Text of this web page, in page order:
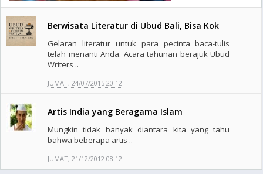
Berwisata Literatur di Ubud Bali, Bisa Kok
Gelaran literatur untuk para pecinta baca-tulis
telah menanti Anda. Acara tahunan berajuk Ubud
Writers ..
JUMAT, 24/07/2015 20:12
Artis India yang Beragama Islam
Mungkin tidak banyak diantara kita yang tahu
bahwa beberapa artis ..
JUMAT, 21/12/2012 08:12